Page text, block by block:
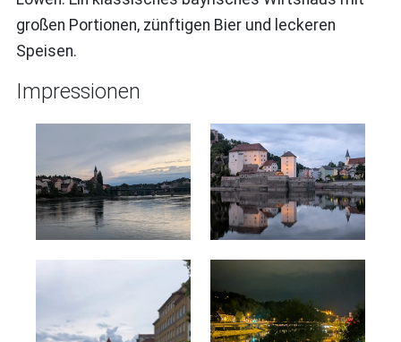
großen Portionen, zünftigen Bier und leckeren
Speisen.
Impressionen